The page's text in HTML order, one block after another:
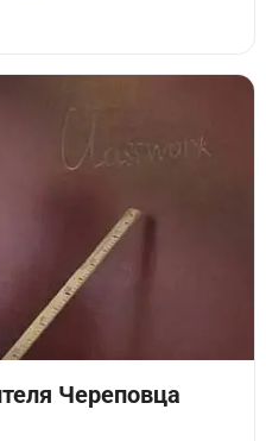
Череповца